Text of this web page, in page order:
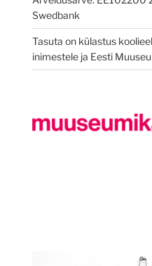
Swedbank
Tasuta on külastus
inimestele ja Eesti